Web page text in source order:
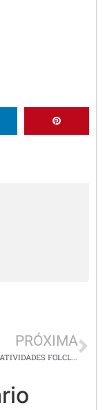
PRÓXIMA
Ed. infantil – ATIVIDADES FOLCLORE – Parlenda: O Gorrinho vermelho do Saci